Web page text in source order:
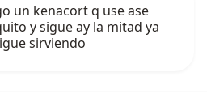
un kenacort q use ase
y sigue ay la mitad ya
sirviendo